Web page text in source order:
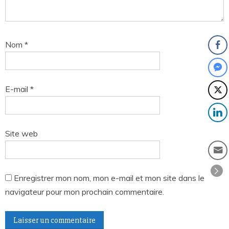
Nom *
E-mail *
Site web
Enregistrer mon nom, mon e-mail et mon site dans le
navigateur pour mon prochain commentaire.